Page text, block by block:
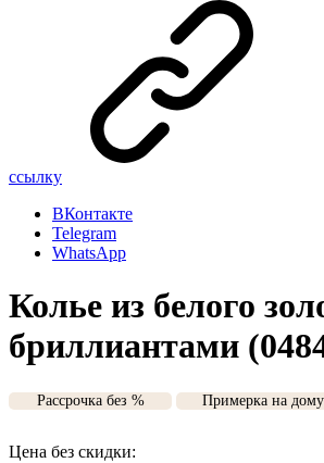
ссылку
ВКонтакте
Telegram
WhatsApp
Колье из белого
бриллиантами
Рассрочка без % Примерка на дому
Цена без скидки: